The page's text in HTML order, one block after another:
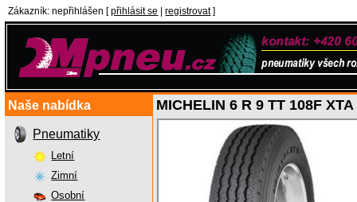
Zákazník: nepřihlášen [přihlásit se |registrovat]
Naše nabídka
Pneumatiky
Letní
Zimní
Osobní
MICHELIN 6 R 9 TT 108F XTA